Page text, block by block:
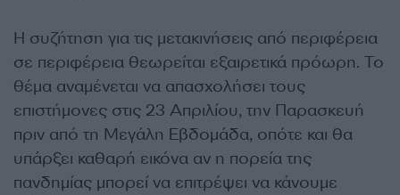
Η συζήτηση για τις μετακινήσεις από περιφέρεια
σε περιφέρεια θεωρείται εξαιρετικά πρόωρη. Το
θέμα αναμένεται να απασχολήσει τους
επιστήμονες στις 23 Απριλίου, την Παρασκευή
πριν από τη Μεγάλη Εβδομάδα, οπότε και θα
υπάρξει καθαρή εικόνα αν η πορεία της
πανδημίας μπορεί να επιτρέψει να κάνουμε